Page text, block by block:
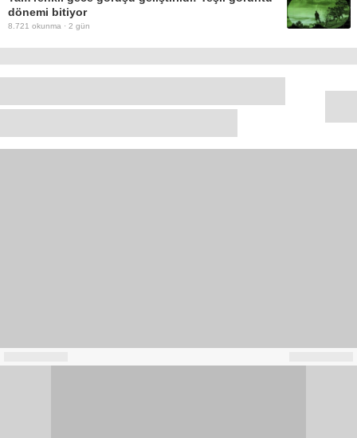
dönemi bitiyor
8.721 okunma · 2 gün